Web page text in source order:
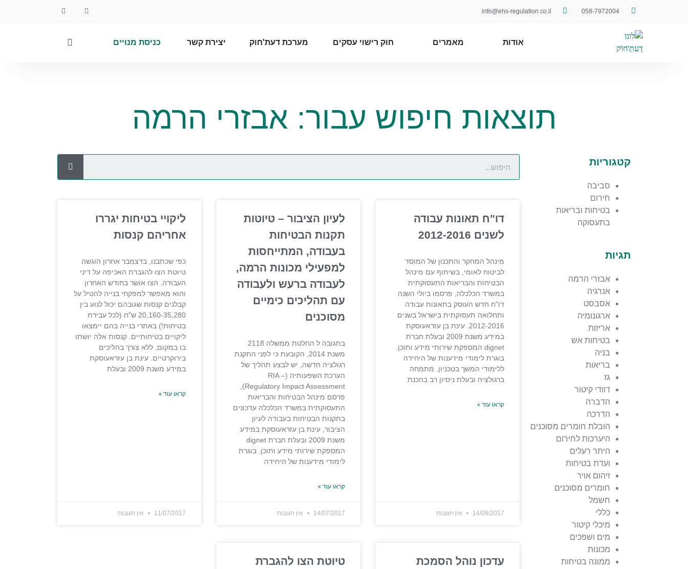
058-7972004
info@ehs-regulation.co.il
אודות מאמרים חוק רישוי עסקים מערכת דעת'חוק יצירת קשר כניסת מנויים
תוצאות חיפוש עבור: אבזרי הרמה
קטגוריות
סביבה
חירום
בטיחות ובריאות
בתעסוקה
תגיות
אבזרי הרמה
אנרגיה
אסבסט
ארגונומיה
אריזות
בטיחות אש
בניה
בריאות
גז
דוודי קיטור
הדברה
הדרכה
הובלת חומרים מסוכנים
היערכות לחירום
היתר רעלים
ועדת בטיחות
זיהום אויר
חומרים מסוכנים
חשמל
כללי
מיכלי קיטור
מים ושפכים
מכונות
ממונה בטיחות
דו"ח תאונות עבודה
לשנים 2012-2016
מינהל המחקר והתכנון של המוסד
לביטוח לאומי, בשיתוף עם מינהל
הבטיחות והבריאות התעסוקתית
במשרד הכלכלה, פרסמו ביולי השנה
דו"ח חדש העוסק בתאונות עבודה
ותחלואה תעסוקתית בישראל בשנים
2012-2016. עינת בן עזראעוסקת
במידע משנת 2009 ובעלת חברת
dignet המספקת שירותי מידע ותוכן.
בוגרת לימודי מידענות של היחידה
ללימודי המשך בטכניון. מתמחה
ברגולציה ובעלת ניסיון רב בהכנת
קראו עוד »
14/08/2017 אין תגובות
לעיון הציבור – טיוטות
תקנות הבטיחות
בעבודה, המתייחסות
למפעילי מכונות הרמה,
לעבודה ברעש ולעבודה
עם תהליכים כימיים
מסוכנים
בתגובה ל החלטת ממשלה 2118
משנת 2014, הקובעת כי לפני התקנת
רגולציה חדשה, יש לבצע תהליך של
הערכת השפעותיה (RIA –
Regulatory Impact Assessment),
פרסם מינהל הבטיחות והבריאות
התעסוקתית במשרד הכלכלה עדכונים
בתקנות הבטיחות בעבודה לעיון
הציבור, עינת בן עזראעוסקת במידע
משנת 2009 ובעלת חברת dignet
המספקת שירותי מידע ותוכן. בוגרת
לימודי מידענות של היחידה
קראו עוד »
14/07/2017 אין תגובות
ליקויי בטיחות יגררו
אחריהם קנסות
כפי שכתבנו, בדצמבר אחרון הוגשה
טיוטת הצו להגברת האכיפה על דיני
העבודה. הצו אושר בחודש האחרון
והוא מאפשר למפקחי בנייה להטיל על
קבלנים קנסות שגובהם יכול לנוע בין
20,160-35,280 ש"ח (לכל עבירת
בטיחות!) באתרי בנייה בהם יימצאו
ליקויים בטיחותיים. קנסות אלה יושתו
בו במקום, ללא צורך בהליכים
בירוקרטיים. עינת בן עזראעוסקת
במידע משנת 2009 ובעלת
קראו עוד »
11/07/2017 אין תגובות
עדכון נוהל הסמכת
טיוטת הצו להגברת